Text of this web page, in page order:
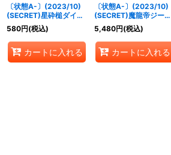
〔状態A-〕(2023/10)
(SECRET)星砕槌ダイダ
ロッサ【X-SEC】
{BS65-X09}《多》
580円(税込)
カートに入れる
〔状態A-〕(2023/10)
(SECRET)魔龍帝ジーク
フリードXV【XV-
SEC】{BS65-XV01}
《赤》
5,480円(税込)
カートに入れる